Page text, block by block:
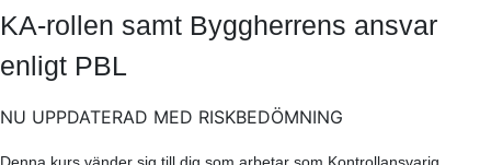
KA-rollen samt Byggherrens ansvar
enligt PBL
NU UPPDATERAD MED RISKBEDÖMNING